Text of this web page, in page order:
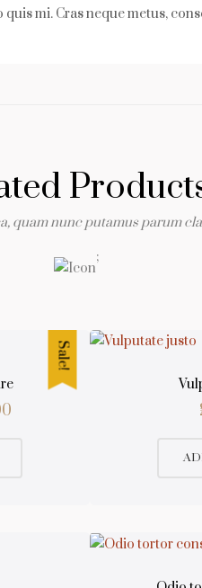
mi. Cras neque metus,
quam nunc putamus parum
;
Sale!
Current